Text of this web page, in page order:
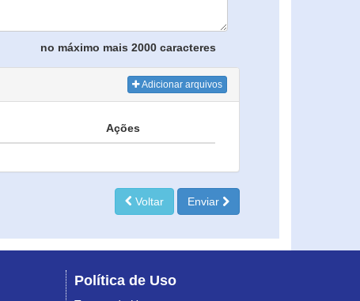
no máximo mais 2000 caracteres
Adicionar arquivos
Ações
Voltar Enviar
Política de Uso